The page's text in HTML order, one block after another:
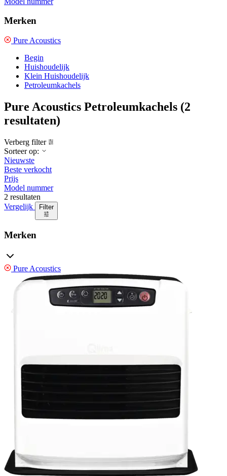
Merken
Pure Acoustics
Begin
Huishoudelijk
Klein Huishoudelijk
Petroleumkachels
Pure Acoustics Petroleumkachels (2
resultaten)
Verberg filter
Sorteer op:
Nieuwste
Beste verkocht
Prijs
Model nummer
2 resultaten
Vergelijk
Filter
Merken
Pure Acoustics